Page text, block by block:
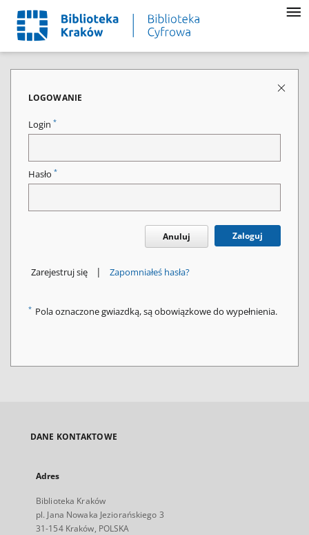
LOGOWANIE
Login *
Hasło *
Anuluj Zaloguj
Zarejestruj się | Zapomniałeś hasła?
* Pola oznaczone gwiazdką, są obowiązkowe do wypełnienia.
DANE KONTAKTOWE
Adres
Biblioteka Kraków
pl. Jana Nowaka Jeziorańskiego 3
31-154 Kraków, POLSKA